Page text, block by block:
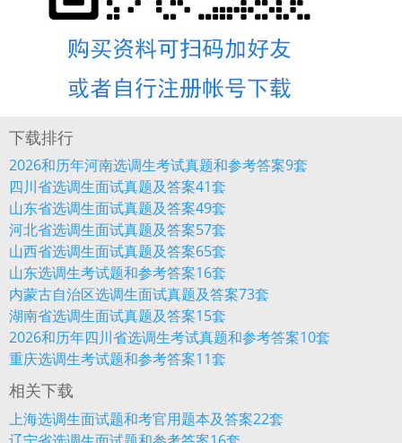
下载排行
2026和历年河南选调生考试真题和参考答案9套
四川省选调生面试真题及答案41套
山东省选调生面试真题及答案49套
河北省选调生面试真题及答案57套
山西省选调生面试真题及答案65套
山东选调生考试题和参考答案16套
内蒙古自治区选调生面试真题及答案73套
湖南省选调生面试真题及答案15套
2026和历年四川省选调生考试真题和参考答案10套
重庆选调生考试题和参考答案11套
相关下载
上海选调生面试题和考官用题本及答案22套